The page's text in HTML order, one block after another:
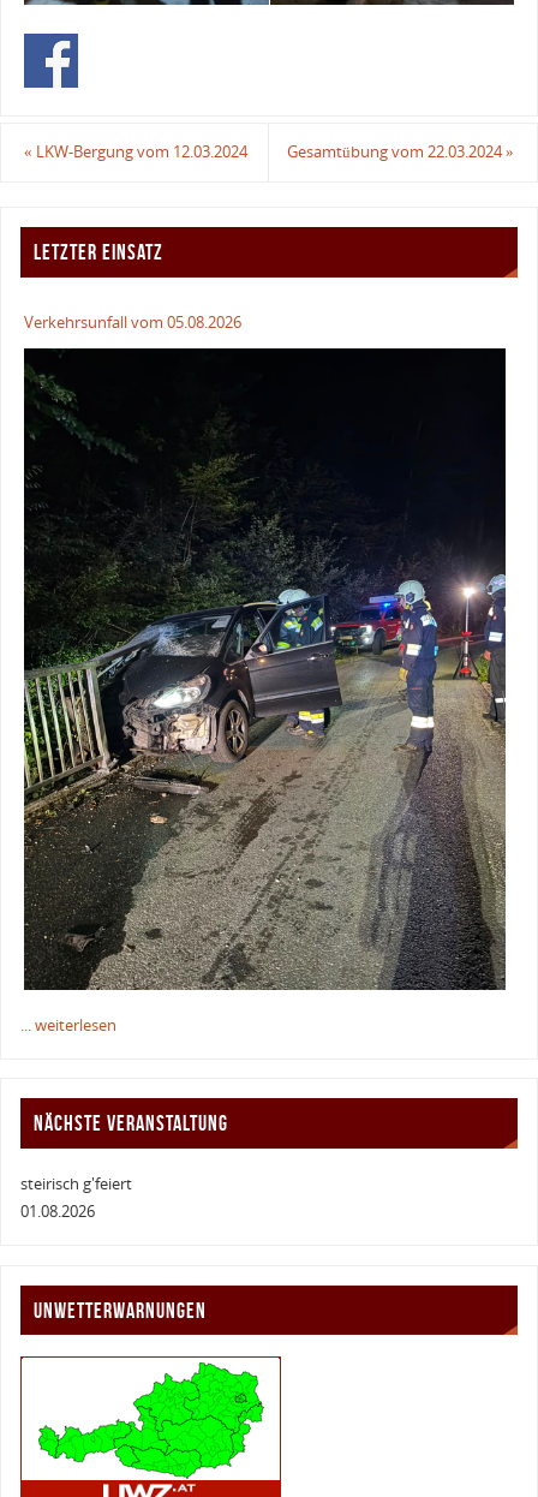
« LKW-Bergung vom 12.03.2024 Gesamtübung vom 22.03.2024»
LETZTER EINSATZ
Verkehrsunfall vom 05.08.2026
... weiterlesen
NÄCHSTE VERANSTALTUNG
steirisch g'feiert
01.08.2026
UNWETTERWARNUNGEN